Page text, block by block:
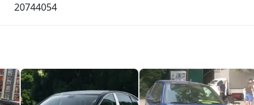
20744054